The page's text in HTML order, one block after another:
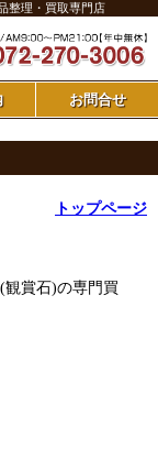
整理・買取専門店
お問合せ
トップページ
賞石)の専門買